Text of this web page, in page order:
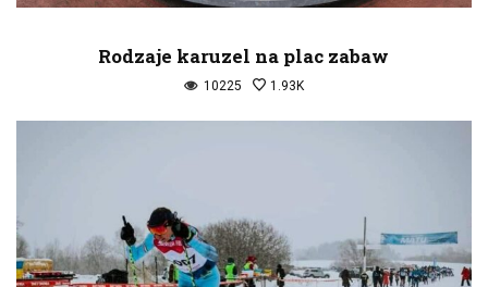
Rodzaje karuzel na plac zabaw
10225 1.93K